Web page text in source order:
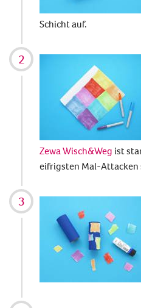
Schicht auf.
Zewa Wisch&Weg ist
eifrigsten Mal-Attacken